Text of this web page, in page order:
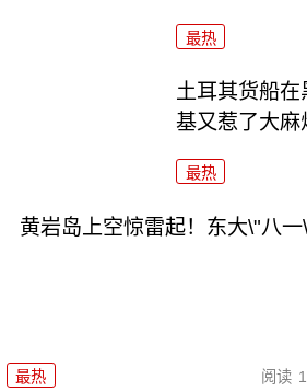
最热
土耳其货船
基又惹了大麻
最热
黄岩岛上空惊雷起！东大\"八
最热 阅读